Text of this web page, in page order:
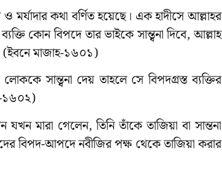
মর্যাদার কথা বর্ণিত হয়েছে। এক হাদীসে আল্লাহর
কোন বিপদে তার ভাইকে সান্ত্বনা দিবে, আল্লাহ
(ইবনে মাজাহ-১৬০১)
সান্ত্বনা দেয় তাহলে সে বিপদগ্রস্ত ব্যক্তির
১৬০২)
যখন মারা গেলেন, তিনি তাঁকে তাজিয়া বা সান্তনা
বিপদ-আপদে নবীজির পক্ষ থেকে তাজিয়া করার